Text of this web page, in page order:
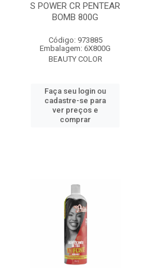
S POWER CR PENTEAR
BOMB 800G
Código: 973885
Embalagem: 6X800G
BEAUTY COLOR
Faça seu login ou
cadastre-se para
ver preços e
comprar